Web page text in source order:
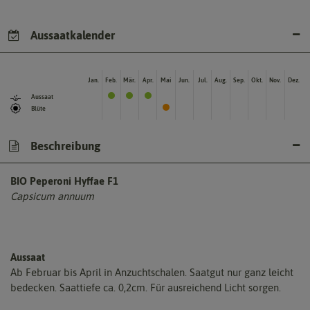
Aussaatkalender
Aussaat
Blüte
Jan. Feb. Mär. Apr. Mai Jun. Jul. Aug. Sep. Okt. Nov. Dez.
Beschreibung
BIO Peperoni Hyffae F1
Capsicum annuum
Aussaat
Ab Februar bis April in Anzuchtschalen. Saatgut nur ganz leicht
bedecken. Saattiefe ca. 0,2cm. Für ausreichend Licht sorgen.